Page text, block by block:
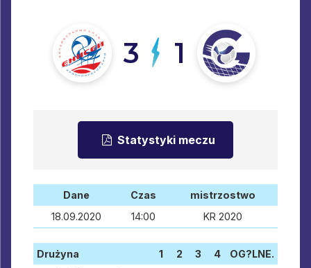
3 1
Statystyki meczu
Dane Czas
mistrzostwo
18.09.2020
14:00 KR 2020
Drużyna 1 2 3 4
OG?LNE.